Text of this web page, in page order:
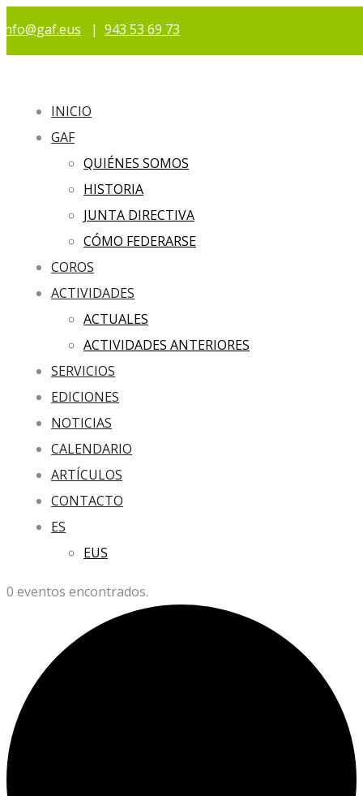
info@gaf.eus | 943 53 69 73
INICIO
GAF
QUIÉNES SOMOS
HISTORIA
JUNTA DIRECTIVA
CÓMO FEDERARSE
COROS
ACTIVIDADES
ACTUALES
ACTIVIDADES ANTERIORES
SERVICIOS
EDICIONES
NOTICIAS
CALENDARIO
ARTÍCULOS
CONTACTO
ES
EUS
0 eventos encontrados.